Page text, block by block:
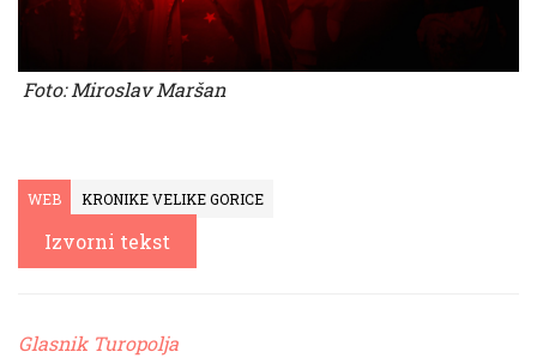
Foto: Miroslav Maršan
WEB KRONIKE VELIKE GORICE
Izvorni tekst
Glasnik Turopolja